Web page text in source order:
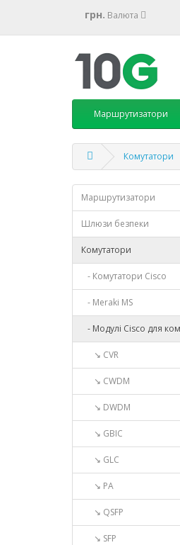
грн. Валюта
Маршрутизатори
Комутатори
Маршрутизатори
Шлюзи безпеки
Комутатори
- Комутатори Cisco
- Meraki MS
- Модулі Cisco для
↘ CVR
↘ CWDM
↘ DWDM
↘ GBIC
↘ GLC
↘ PA
↘ QSFP
↘ SFP